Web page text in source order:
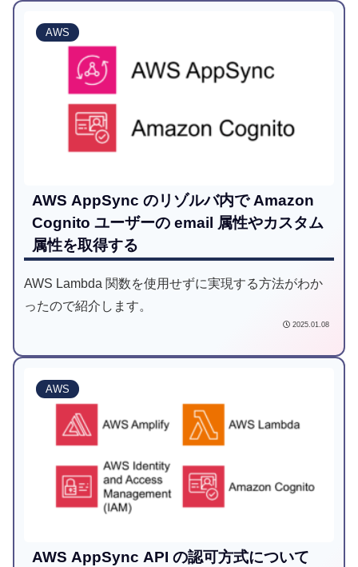
AWS
AWS AppSync のリゾルバ内で Amazon
Cognito ユーザーの email 属性やカスタム
属性を取得する
AWS Lambda 関数を使用せずに実現する方法がわか
ったので紹介します。
2025.01.08
AWS
AWS AppSync API の認可方式について